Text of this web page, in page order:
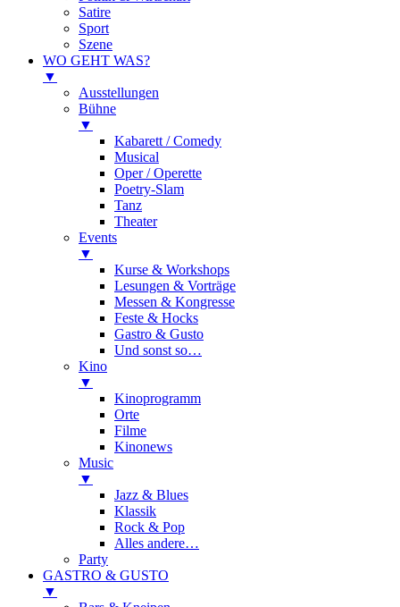
Satire
Sport
Szene
WO GEHT WAS?
▼
Ausstellungen
Bühne
▼
Kabarett / Comedy
Musical
Oper / Operette
Poetry-Slam
Tanz
Theater
Events
▼
Kurse & Workshops
Lesungen & Vorträge
Messen & Kongresse
Feste & Hocks
Gastro & Gusto
Und sonst so…
Kino
▼
Kinoprogramm
Orte
Filme
Kinonews
Music
▼
Jazz & Blues
Klassik
Rock & Pop
Alles andere…
Party
GASTRO & GUSTO
▼